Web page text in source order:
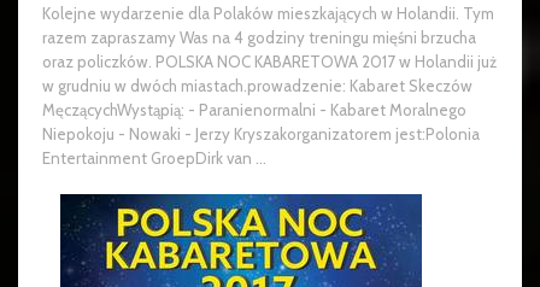
Kolejne wydarzenie dla Polaków mieszkających w Holandii. Tym
razem zapraszamy Was na 4 godziny treningu mięśni brzucha
oraz policzków. POLSKA NOC KABARETOWA 2017 w Holandii już
w grudniu w dwóch miastach.prowadzenie: Kabaret Skeczów
MęczącychWystąpią: - Paranienormalni - Kabaret Moralnego
Niepokoju - Nowaki - Jerzy Kryszakorganizatorem jest:Polonia
Entertainment GroepDirk van ...